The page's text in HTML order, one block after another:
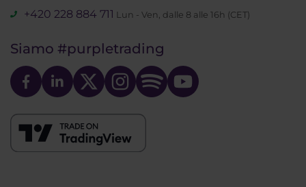
+420 228 884 711
Lun - Ven, dalle 8 alle 16h (CET)
Siamo #purpletrading